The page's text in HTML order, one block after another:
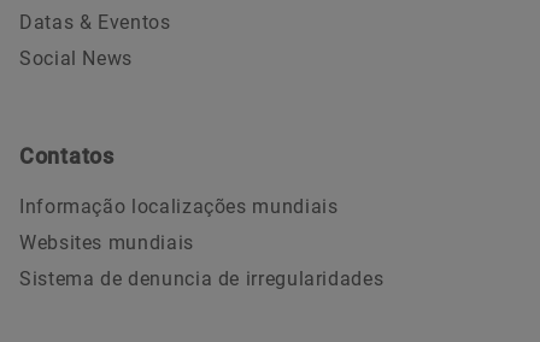
Datas & Eventos
Social News
Contatos
Informação localizações mundiais
Websites mundiais
Sistema de denuncia de irregularidades